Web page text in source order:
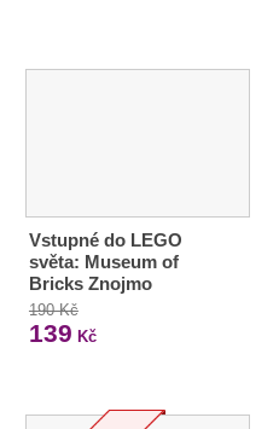
Vstupné do LEGO
světa: Museum of
Bricks Znojmo
190 Kč
139 Kč